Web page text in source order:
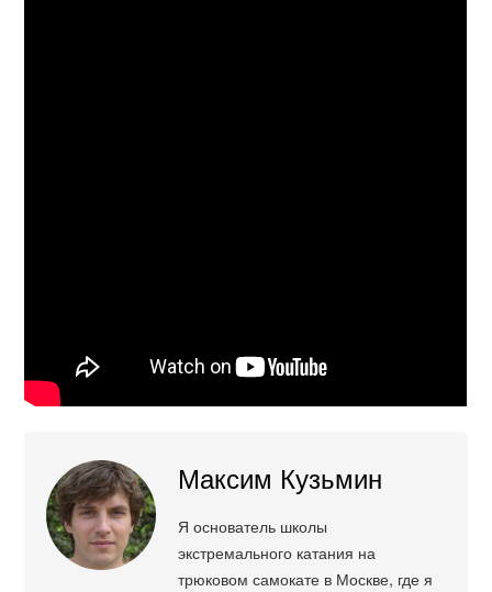
Максим Кузьмин
Я основатель школы
экстремального катания на
трюковом самокате в Москве, где я